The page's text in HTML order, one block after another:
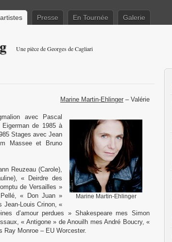
Presse En Tournée
Galerie
Une pièce de Georges de Cagliari
Marine Martin-Ehlinger – Valérie
Marine Martin-Ehlinger
avec Pascal
de 1985 à
Stages avec Jean
Massee et Bruno
Reuzeau (Carole),
« Deirdre des
de Versailles »
« Don Juan »
Jean-Louis Crinon, «
d’amour perdues » Shakespeare mes Simon
« Antigone » de Anouilh mes André Boucry, «
Ray Monroe – EU Worcester.